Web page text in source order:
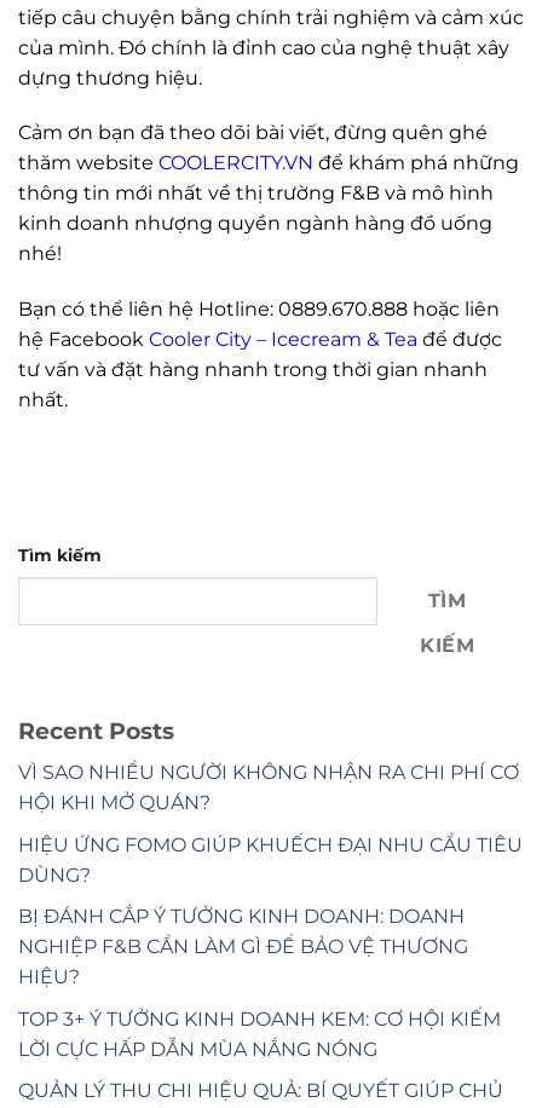
tiếp câu chuyện bằng chính trải nghiệm và cảm xúc
của mình. Đó chính là đỉnh cao của nghệ thuật xây
dựng thương hiệu.
Cảm ơn bạn đã theo dõi bài viết, đừng quên ghé
thăm website COOLERCITY.VN để khám phá những
thông tin mới nhất về thị trường F&B và mô hình
kinh doanh nhượng quyền ngành hàng đồ uống
nhé!
Bạn có thể liên hệ Hotline: 0889.670.888 hoặc liên
hệ Facebook Cooler City – Icecream & Tea để được
tư vấn và đặt hàng nhanh trong thời gian nhanh
nhất.
Tìm kiếm
TÌM
KIẾM
Recent Posts
VÌ SAO NHIỀU NGƯỜI KHÔNG NHẬN RA CHI PHÍ CƠ
HỘI KHI MỞ QUÁN?
HIỆU ỨNG FOMO GIÚP KHUẾCH ĐẠI NHU CẦU TIÊU
DÙNG?
BỊ ĐÁNH CẮP Ý TƯỞNG KINH DOANH: DOANH
NGHIỆP F&B CẦN LÀM GÌ ĐỂ BẢO VỆ THƯƠNG
HIỆU?
TOP 3+ Ý TƯỞNG KINH DOANH KEM: CƠ HỘI KIẾM
LỜI CỰC HẤP DẪN MÙA NẮNG NÓNG
QUẢN LÝ THU CHI HIỆU QUẢ: BÍ QUYẾT GIÚP CHỦ